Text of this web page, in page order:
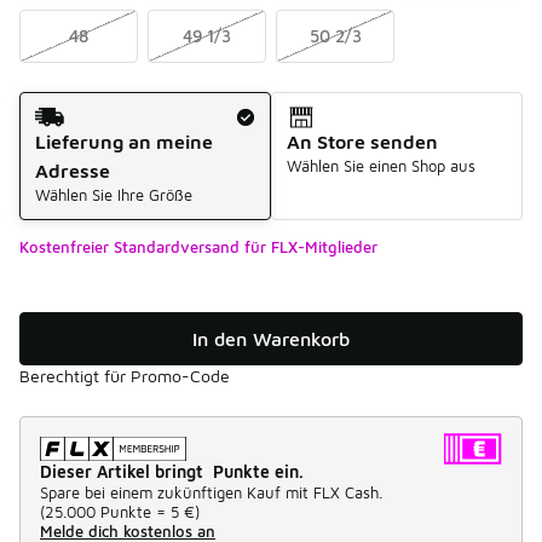
48 49 1/3 50 2/3
Versandart
Lieferung an meine
Adresse
Wählen Sie Ihre Größe
An Store senden
Wählen Sie einen Shop aus
Kostenfreier Standardversand für FLX-Mitglieder
In den Warenkorb
Berechtigt für Promo-Code
Dieser Artikel bringt Punkte ein.
Spare bei einem zukünftigen Kauf mit FLX Cash.
(25.000 Punkte = 5 €)
Melde dich kostenlos an